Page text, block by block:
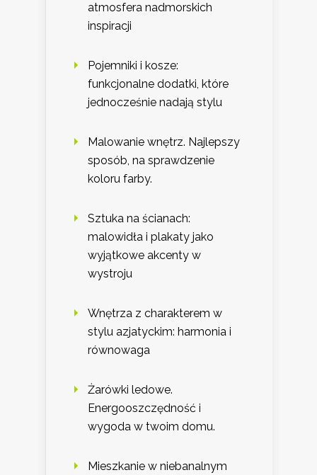
atmosfera nadmorskich
inspiracji
Pojemniki i kosze:
funkcjonalne dodatki, które
jednocześnie nadają stylu
Malowanie wnętrz. Najlepszy
sposób, na sprawdzenie
koloru farby.
Sztuka na ścianach:
malowidła i plakaty jako
wyjątkowe akcenty w
wystroju
Wnętrza z charakterem w
stylu azjatyckim: harmonia i
równowaga
Żarówki ledowe.
Energooszczędność i
wygoda w twoim domu.
Mieszkanie w niebanalnym